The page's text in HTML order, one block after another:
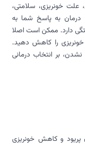
علت خونریزی، سلامتی،
به پاسخ شما به
دارد. ممکن است اصلا
خونریزی را کاهش دهید.
بر انتخاب درمانی
پریود و کاهش خونریزی